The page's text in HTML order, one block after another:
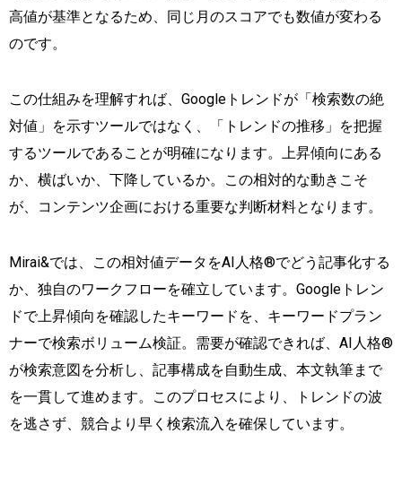
高値が基準となるため、同じ月のスコアでも数値が変わる
のです。
この仕組みを理解すれば、Googleトレンドが「検索数の絶
対値」を示すツールではなく、「トレンドの推移」を把握
するツールであることが明確になります。上昇傾向にある
か、横ばいか、下降しているか。この相対的な動きこそ
が、コンテンツ企画における重要な判断材料となります。
Mirai&では、この相対値データをAI人格®でどう記事化する
か、独自のワークフローを確立しています。Googleトレン
ドで上昇傾向を確認したキーワードを、キーワードプラン
ナーで検索ボリューム検証。需要が確認できれば、AI人格®
が検索意図を分析し、記事構成を自動生成、本文執筆まで
を一貫して進めます。このプロセスにより、トレンドの波
を逃さず、競合より早く検索流入を確保しています。